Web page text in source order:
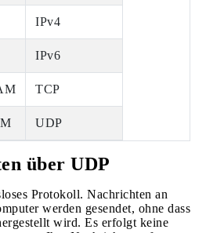
IPv4
IPv6
TCP
UDP
über UDP
Protokoll. Nachrichten an
werden gesendet, ohne dass
wird. Es erfolgt keine